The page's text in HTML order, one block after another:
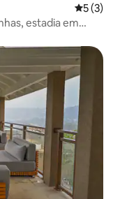
5 de
5 (3)
estadia em